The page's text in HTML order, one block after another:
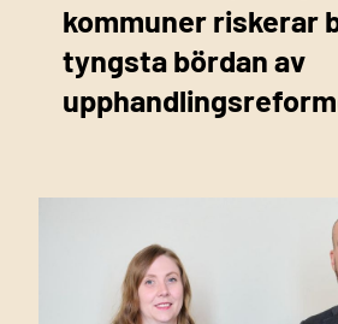
kommuner riskerar
tyngsta bördan av